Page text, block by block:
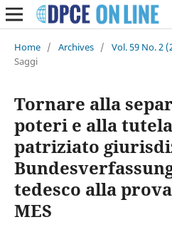
Home / Archives / Vol. 59 No. 2
Saggi
Tornare alla
poteri e alla
patriziato
tedesco alla
MES